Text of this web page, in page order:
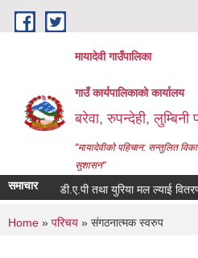
Skip to main content
मायादेवी गाउँपालिका
गाउँ कार्यपालिकाको कार्यालय
बरेवा, रुपन्देही,
"मायादेवीको पहिचान: सन्तुलित
सुशासन"
समाचार डी.ए.पी तथा युरिया मल ल्याई वितरण
You are here
Home » परिचय » संगठनात्मक स्वरुप